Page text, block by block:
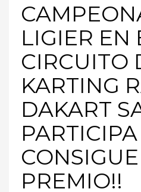
LIGIER EN
CIRCUITO
KARTING
DAKART
PREMIO!!